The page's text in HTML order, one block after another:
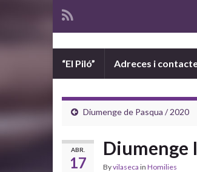
“El Piló” Adreces i
Diumenge de Pasqua / 2020
ABR.
17
Diumenge
Byvilaseca in Homilies